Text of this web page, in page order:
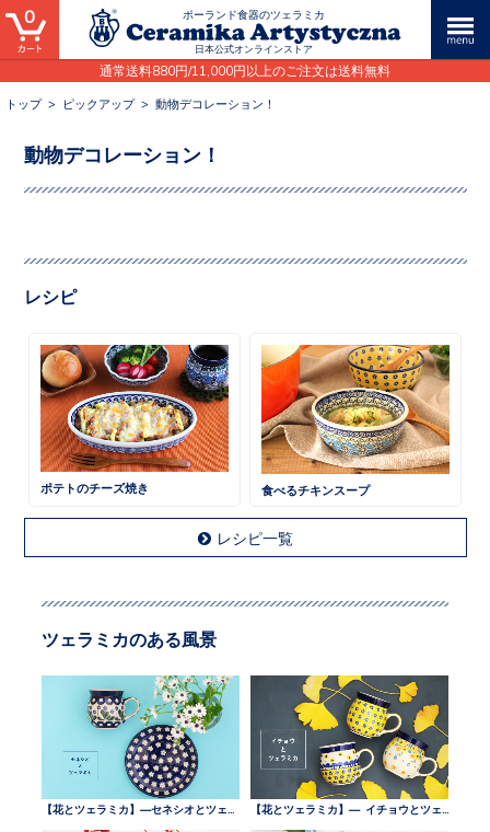
ポーランド食器のツェラミカ
日本公式オンラインストア
通常送料880円/11,000円以上のご注文は送料無料
0
トップ> ピックアップ> 動物デコレーション！
動物デコレーション！
レシピ
ポテトのチーズ焼き 食べるチキンスープ
レシピ一覧
ツェラミカのある風景